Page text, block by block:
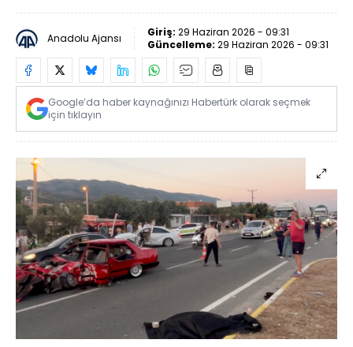
Anadolu Ajansı Giriş: 29 Haziran 2026 - 09:31
Güncelleme: 29 Haziran 2026 - 09:31
Google’da haber kaynağınızı Habertürk olarak seçmek
için tıklayın